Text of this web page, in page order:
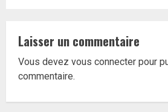
Laisser un commentaire
Vous devez vous connecter pour
commentaire.